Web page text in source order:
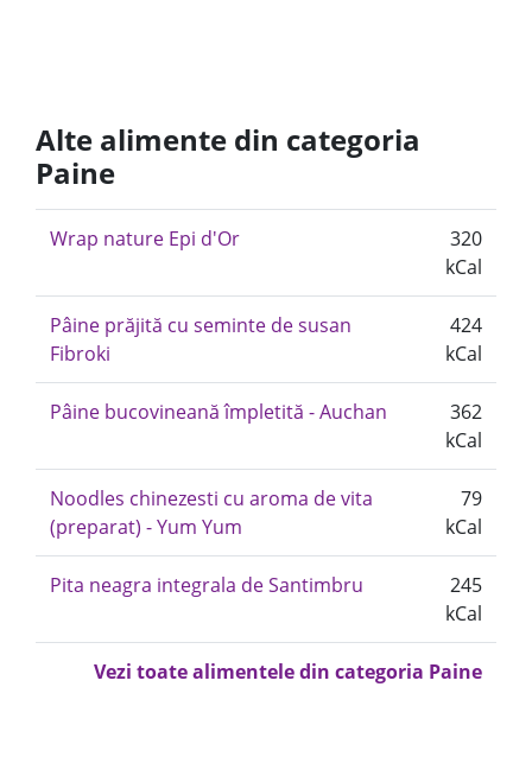
Alte alimente din categoria
Paine
Wrap nature Epi d'Or
320
kCal
Pâine prăjită cu seminte de susan
Fibroki
424
kCal
Pâine bucovineană împletită - Auchan
362
kCal
Noodles chinezesti cu aroma de vita
(preparat) - Yum Yum
79
kCal
Pita neagra integrala de Santimbru
245
kCal
Vezi toate alimentele din categoria Paine